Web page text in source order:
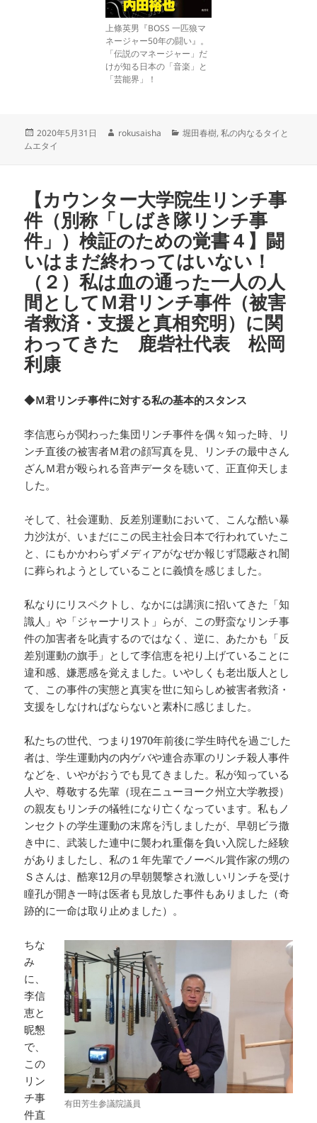
上條英男『BOSS 一匹狼マ
ネージャー50年の闘い』。
「伝説のマネージャー」だ
けが知る日本の「音楽」と
「芸能界」！
投
稿
2020年5月31日
作
rokusaisha
カ
堀田春樹,私の内なるタイと
ムエタイ
【カウンター大学院生リンチ事
件（別称「しばき隊リンチ事
件」）検証のための覚書４】闘
いはまだ終わってはいない！
（２）私は血の通った一人の人
間としてＭ君リンチ事件（被害
者救済・支援と真相究明）に関
わってきた 鹿砦社代表 松岡
利康
◆Ｍ君リンチ事件に対する私の基本的スタンス
李信恵らが関わった集団リンチ事件を偶々知った時、リ
ンチ直後の被害者Ｍ君の顔写真を見、リンチの最中さん
ざんＭ君が殴られる音声データを聴いて、正直仰天しま
した。
そして、社会運動、反差別運動において、こんな酷い暴
力沙汰が、いまだにこの民主社会日本で行われていたこ
と、にもかかわらずメディアがなぜか報じず隠蔽され闇
に葬られようとしていることに義憤を感じました。
私なりにリスペクトし、なかには講演に招いてきた「知
識人」や「ジャーナリスト」らが、この野蛮なリンチ事
件の加害者を叱責するのではなく、逆に、あたかも「反
差別運動の旗手」として李信恵を祀り上げていることに
違和感、嫌悪感を覚えました。いやしくも老出版人とし
て、この事件の実態と真実を世に知らしめ被害者救済・
支援をしなければならないと素朴に感じました。
私たちの世代、つまり1970年前後に学生時代を過ごした
者は、学生運動内の内ゲバや連合赤軍のリンチ殺人事件
などを、いやがおうでも見てきました。私が知っている
人や、尊敬する先輩（現在ニューヨーク州立大学教授）
の親友もリンチの犠牲になり亡くなっています。私もノ
ンセクトの学生運動の末席を汚しましたが、早朝ビラ撒
き中に、武装した連中に襲われ重傷を負い入院した経験
がありましたし、私の１年先輩でノーベル賞作家の甥の
Ｓさんは、酷寒12月の早朝襲撃され激しいリンチを受け
瞳孔が開き一時は医者も見放した事件もありました（奇
跡的に一命は取り止めました）。
有田芳生参議院議員
ちな
み
に、
李信
恵と
昵懇
で、
この
リン
チ事
件直